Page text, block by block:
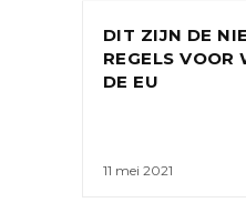
DIT ZIJN DE
REGELS VOOR
DE EU
11 mei 2021